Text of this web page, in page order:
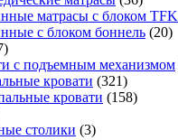
матрасы с блоком TFK
с блоком боннель (20)
с подъемным механизмом
кровати (321)
кровати (158)
столики (3)